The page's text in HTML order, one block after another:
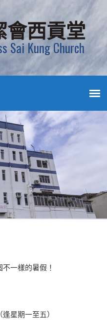
會西貢堂
Sai Kung Church
一樣的暑假！
星期一至五）